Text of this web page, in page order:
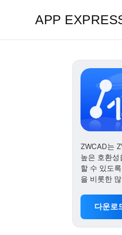
APP
ZWCAD는
높은 호환
할 수 있도
을 비롯한
다운로